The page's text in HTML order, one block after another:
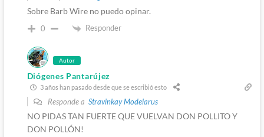
Sobre Barb Wire no puedo opinar.
0 Responder
Autor
Diógenes Pantarújez
3 años han pasado desde que se escribió esto
Responde a Stravinkay Modelarus
NO PIDAS TAN FUERTE QUE VUELVAN DON POLLITO Y
DON POLLÓN!